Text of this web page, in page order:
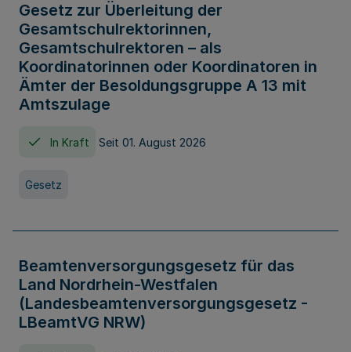
Gesetz zur Überleitung der
Gesamtschulrektorinnen,
Gesamtschulrektoren – als
Koordinatorinnen oder Koordinatoren in
Ämter der Besoldungsgruppe A 13 mit
Amtszulage
In Kraft Seit 01. August 2026
Gesetz
Beamtenversorgungsgesetz für das
Land Nordrhein-Westfalen
(Landesbeamtenversorgungsgesetz -
LBeamtVG NRW)